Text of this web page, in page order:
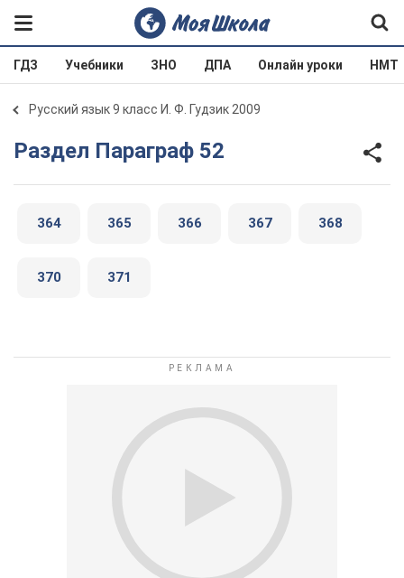
ГДЗ Учебники ЗНО ДПА Онлайн уроки НМТ
Русский язык 9 класс И. Ф. Гудзик 2009
Раздел Параграф 52
364 365 366 367 368
370 371